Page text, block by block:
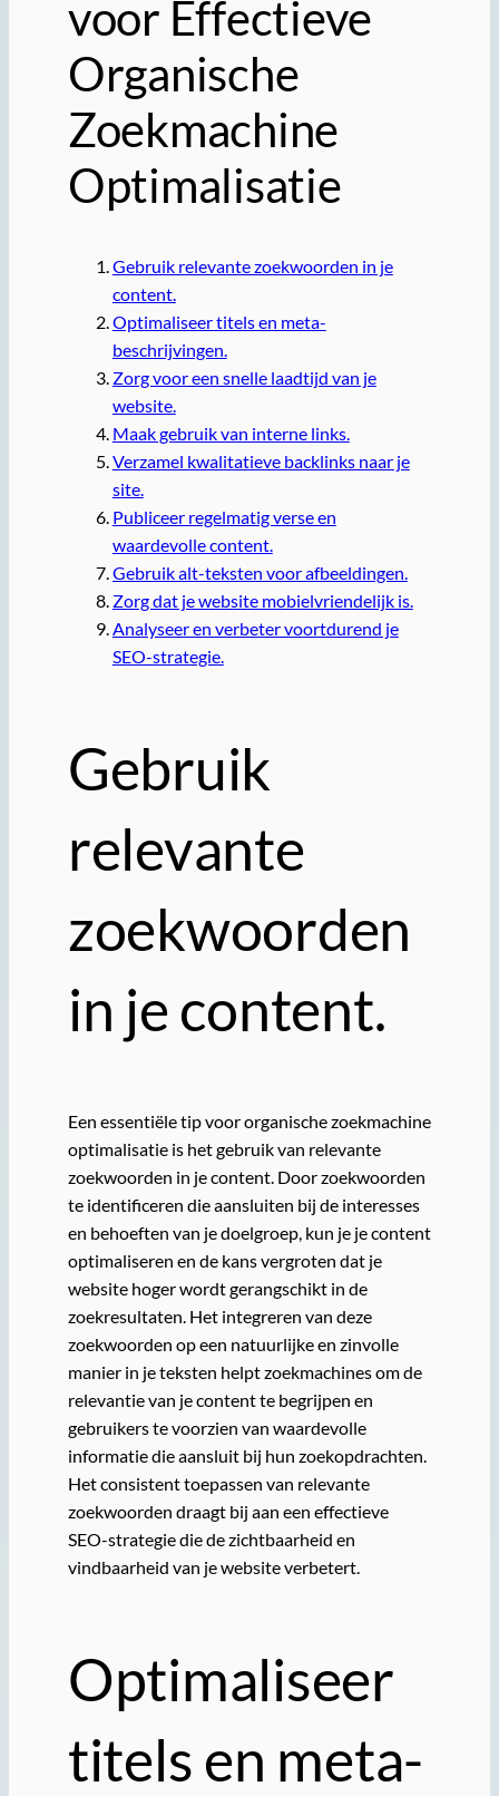
voor Effectieve
Organische
Zoekmachine
Optimalisatie
Gebruik relevante zoekwoorden in je
content.
Optimaliseer titels en meta-
beschrijvingen.
Zorg voor een snelle laadtijd van je
website.
Maak gebruik van interne links.
Verzamel kwalitatieve backlinks naar je
site.
Publiceer regelmatig verse en
waardevolle content.
Gebruik alt-teksten voor afbeeldingen.
Zorg dat je website mobielvriendelijk is.
Analyseer en verbeter voortdurend je
SEO-strategie.
Gebruik
relevante
zoekwoorden
in je content.
Een essentiële tip voor organische zoekmachine
optimalisatie is het gebruik van relevante
zoekwoorden in je content. Door zoekwoorden
te identificeren die aansluiten bij de interesses
en behoeften van je doelgroep, kun je je content
optimaliseren en de kans vergroten dat je
website hoger wordt gerangschikt in de
zoekresultaten. Het integreren van deze
zoekwoorden op een natuurlijke en zinvolle
manier in je teksten helpt zoekmachines om de
relevantie van je content te begrijpen en
gebruikers te voorzien van waardevolle
informatie die aansluit bij hun zoekopdrachten.
Het consistent toepassen van relevante
zoekwoorden draagt bij aan een effectieve
SEO-strategie die de zichtbaarheid en
vindbaarheid van je website verbetert.
Optimaliseer
titels en meta-